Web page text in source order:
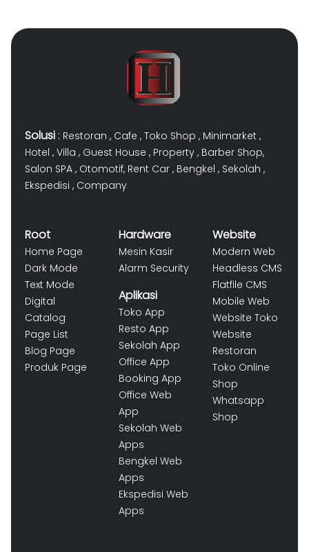
Solusi : Restoran , Cafe , Toko Shop , Minimarket ,
Hotel , Villa , Guest House , Property , Barber Shop,
Salon SPA , Otomotif, Rent Car , Bengkel , Sekolah ,
Ekspedisi , Company
Root
Home Page
Dark Mode
Text Mode
Digital
Catalog
Page List
Blog Page
Produk Page
Hardware
Mesin Kasir
Alarm Security
Aplikasi
Toko App
Resto App
Sekolah App
Office App
Booking App
Office Web
App
Sekolah Web
Apps
Bengkel Web
Apps
Ekspedisi Web
Apps
Website
Modern Web
Headless CMS
Flatfile CMS
Mobile Web
Website Toko
Website
Restoran
Toko Online
Shop
Whatsapp
Shop